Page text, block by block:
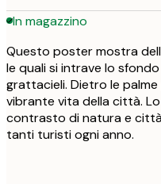
In magazzino
Questo poster mostra
le quali si intrave lo
grattacieli. Dietro le
vibrante vita della città.
contrasto di natura e
tanti turisti ogni anno.